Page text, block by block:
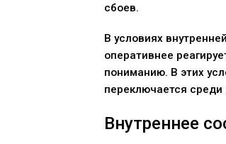
сбоев.
В условиях
оперативнее
пониманию. В этих
переключается
Внутреннее